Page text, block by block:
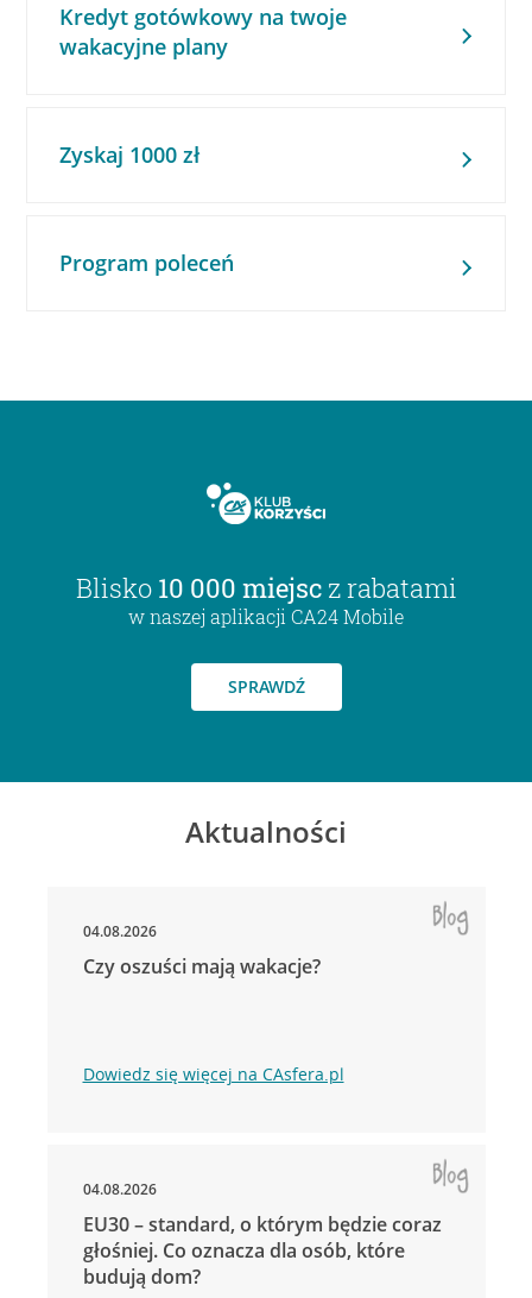
Kredyt gotówkowy na twoje
wakacyjne plany
Zyskaj 1000 zł
Program poleceń
Blisko 10 000 miejsc z rabatami
w naszej aplikacji CA24 Mobile
SPRAWDŹ
Aktualności
04.08.2026
Czy oszuści mają wakacje?
Dowiedz się więcej na CAsfera.pl
04.08.2026
EU30 – standard, o którym będzie coraz
głośniej. Co oznacza dla osób, które
budują dom?